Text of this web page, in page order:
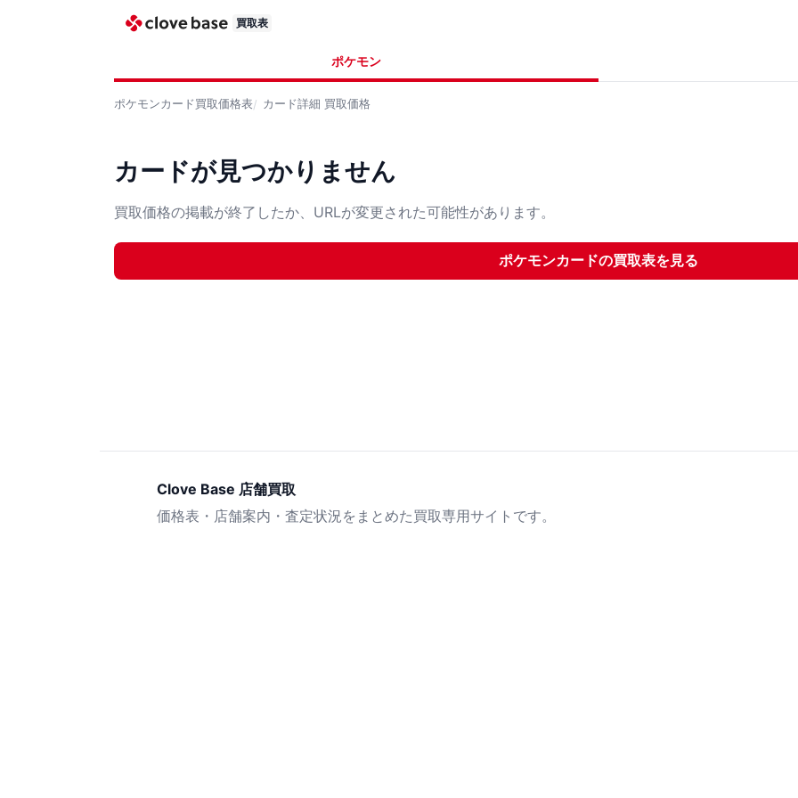
買取表
ポケモン
ポケモンカード買取価格表 カード詳細 買取価格
カードが見つかりません
買取価格の掲載が終了したか、URLが変更された可能性があります。
ポケモンカードの買取表を見る
Clove Base 店舗買取
価格表・店舗案内・査定状況をまとめた買取専用サイトです。